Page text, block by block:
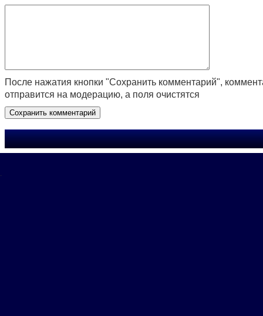
После нажатия кнопки "Сохранить комментарий",
отправится на модерацию, а поля очистятся
.